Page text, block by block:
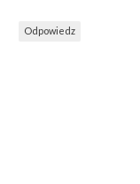
Odpowiedz